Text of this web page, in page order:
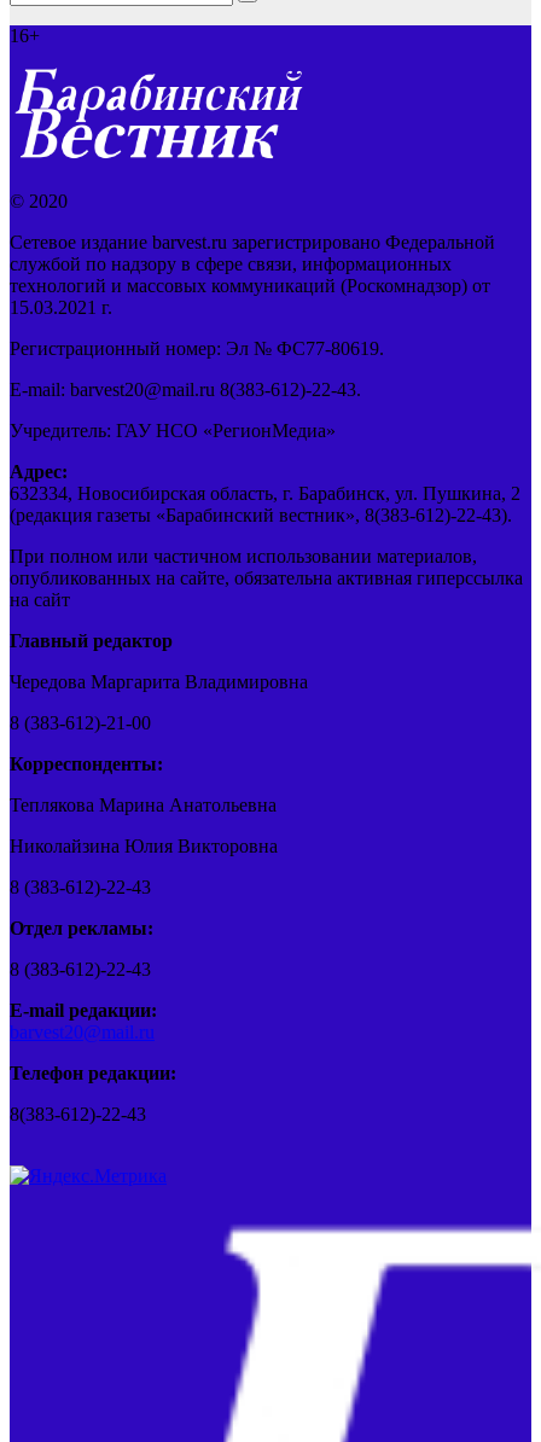
16+
© 2020
Сетевое издание barvest.ru зарегистрировано Федеральной
службой по надзору в сфере связи, информационных
технологий и массовых коммуникаций (Роскомнадзор) от
15.03.2021 г.
Регистрационный номер: Эл № ФС77-80619.
E-mail: barvest20@mail.ru 8(383-612)-22-43.
Учредитель: ГАУ НСО «РегионМедиа»
Адрес:
632334, Новосибирская область, г. Барабинск, ул. Пушкина, 2
(редакция газеты «Барабинский вестник», 8(383-612)-22-43).
При полном или частичном использовании материалов,
опубликованных на сайте, обязательна активная гиперссылка
на сайт
Главный редактор
Чередова Маргарита Владимировна
8 (383-612)-21-00
Корреспонденты:
Теплякова Марина Анатольевна
Николайзина Юлия Викторовна
8 (383-612)-22-43
Отдел рекламы:
8 (383-612)-22-43
E-mail редакции:
barvest20@mail.ru
Телефон редакции:
8(383-612)-22-43